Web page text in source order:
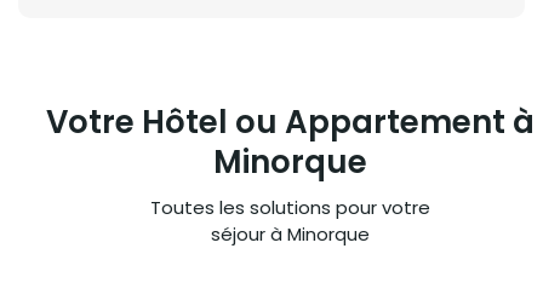
Votre Hôtel ou Appartement à
Minorque
Toutes les solutions pour votre
séjour à Minorque